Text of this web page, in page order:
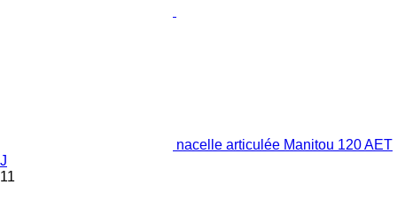
nacelle articulée Manitou 120 AET
J
11